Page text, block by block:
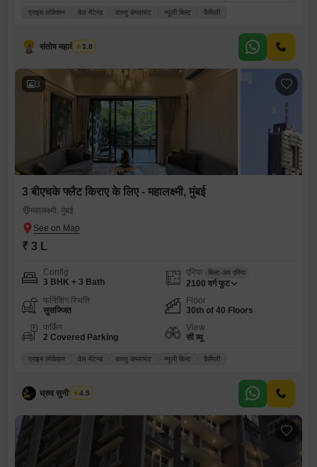
प्राइम लोकेशन वेल मेंटेन्ड वास्तु कंप्लायंट न्यूली बिल्ट फ़ैमिली
संतोष महादेव गवाडे
3.8
3
3 बीएचके फ्लैट किराए के लिए - महालक्ष्मी, मुंबई
महालक्ष्मी, मुंबई
₹ 3 L
Config
3 BHK + 3 Bath
एरिया बिल्ट-अप एरिया
2100 वर्ग फुट
फर्निशिंग स्थिति
सुसज्जित
Floor
30th of 40 Floors
पार्किंग
2 Covered Parking
View
सी व्यू
प्राइम लोकेशन वेल मेंटेन्ड वास्तु कंप्लायंट न्यूली बिल्ट फ़ैमिली
ध्रुव सुनील पारेख
4.5